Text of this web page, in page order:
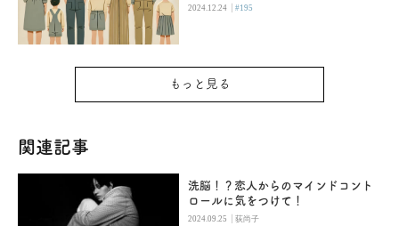
2024.12.24 |#195
もっと見る
関連記事
洗脳！？恋人からのマインドコント
ロールに気をつけて！
2024.09.25 |荻尚子